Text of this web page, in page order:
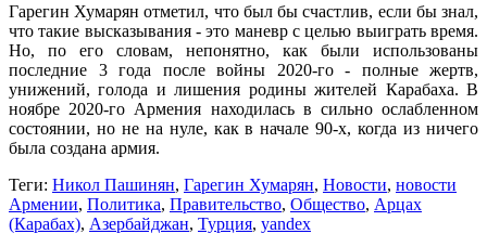
Гарегин Хумарян отметил, что был бы счастлив, если бы знал,
что такие высказывания - это маневр с целью выиграть время.
Но, по его словам, непонятно, как были использованы
последние 3 года после войны 2020-го - полные жертв,
унижений, голода и лишения родины жителей Карабаха. В
ноябре 2020-го Армения находилась в сильно ослабленном
состоянии, но не на нуле, как в начале 90-х, когда из ничего
была создана армия.
Теги: Никол Пашинян, Гарегин Хумарян, Новости, новости
Армении, Политика, Правительство, Общество, Арцах
(Карабах), Азербайджан, Турция, yandex